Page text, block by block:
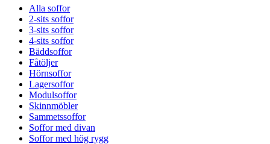
Alla soffor
2-sits soffor
3-sits soffor
4-sits soffor
Bäddsoffor
Fåtöljer
Hörnsoffor
Lagersoffor
Modulsoffor
Skinnmöbler
Sammetssoffor
Soffor med divan
Soffor med hög rygg